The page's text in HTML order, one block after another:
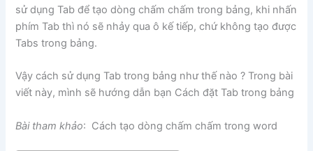
sử dụng Tab để tạo dòng chấm chấm trong bảng, khi nhấn
phím Tab thì nó sẽ nhảy qua ô kế tiếp, chứ không tạo được
Tabs trong bảng.
Vậy cách sử dụng Tab trong bảng như thế nào ? Trong bài
viết này, mình sẽ hướng dẫn bạn Cách đặt Tab trong bảng
Bài tham khảo: Cách tạo dòng chấm chấm trong word